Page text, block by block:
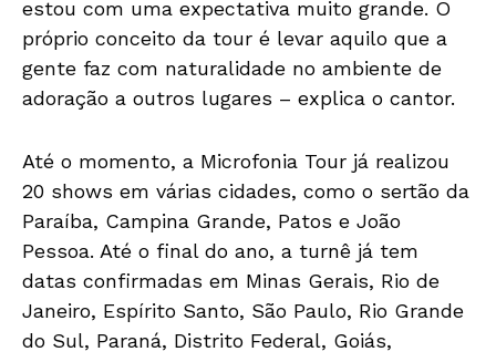
estou com uma expectativa muito grande. O
próprio conceito da tour é levar aquilo que a
gente faz com naturalidade no ambiente de
adoração a outros lugares – explica o cantor.
Até o momento, a Microfonia Tour já realizou
20 shows em várias cidades, como o sertão da
Paraíba, Campina Grande, Patos e João
Pessoa. Até o final do ano, a turnê já tem
datas confirmadas em Minas Gerais, Rio de
Janeiro, Espírito Santo, São Paulo, Rio Grande
do Sul, Paraná, Distrito Federal, Goiás,